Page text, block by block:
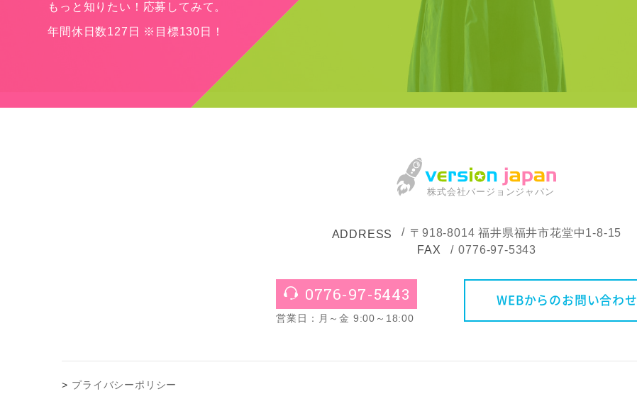
もっと知りたい！応募してみて。
年間休日数127日 ※目標130日！
株式会社バージョンジャパン
ADDRESS 〒918-8014福井県福井市花堂中1-8-15
FAX
0776-97-5343
0776-97-5443
営業日：月～金 9:00～18:00
WEBからのお問い合わせ
プライバシーポリシー